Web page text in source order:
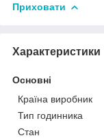
Приховати
Характеристики
Основні
Країна виробник
Тип годинника
Стан